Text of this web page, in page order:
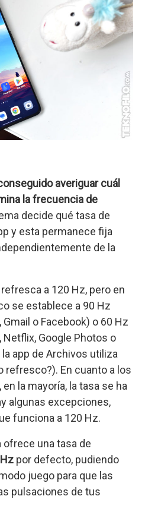
averiguar cuál
la frecuencia de
decide qué tasa de
y esta permanece fija
de la
a 120 Hz, pero en
se establece a 90 Hz
o Facebook) o 60 Hz
Netflix, Google Photos o
app de Archivos utiliza
refresco?). En cuanto a los
la mayoría, la tasa se ha
algunas excepciones,
funciona a 120 Hz.
ofrece una tasa de
por defecto, pudiendo
juego para que las
pulsaciones de tus